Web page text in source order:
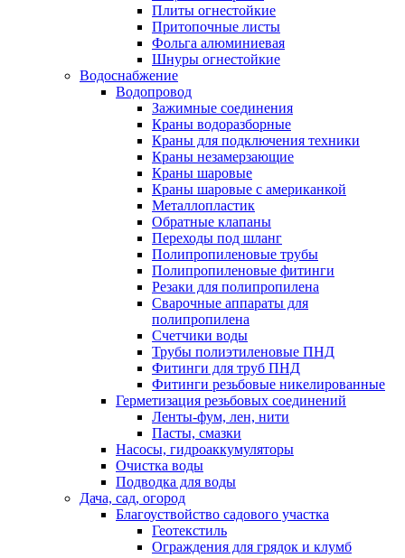
Плиты огнестойкие
Притопочные листы
Фольга алюминиевая
Шнуры огнестойкие
Водоснабжение
Водопровод
Зажимные соединения
Краны водоразборные
Краны для подключения техники
Краны незамерзающие
Краны шаровые
Краны шаровые с американкой
Металлопластик
Обратные клапаны
Переходы под шланг
Полипропиленовые трубы
Полипропиленовые фитинги
Резаки для полипропилена
Сварочные аппараты для
полипропилена
Счетчики воды
Трубы полиэтиленовые ПНД
Фитинги для труб ПНД
Фитинги резьбовые никелированные
Герметизация резьбовых соединений
Ленты-фум, лен, нити
Пасты, смазки
Насосы, гидроаккумуляторы
Очистка воды
Подводка для воды
Дача, сад, огород
Благоуствойство садового участка
Геотекстиль
Ограждения для грядок и клумб